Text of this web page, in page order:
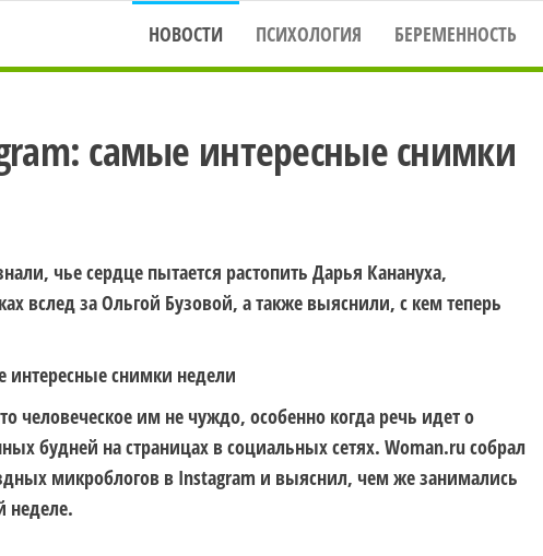
НОВОСТИ ПСИХОЛОГИЯ БЕРЕМЕННОСТЬ
самые интересные снимки
чье сердце пытается растопить Дарья Канануха,
вслед за Ольгой Бузовой, а также выяснили, с кем теперь
им не чуждо, особенно когда речь идет о
будней на страницах в социальных сетях. Woman.ru собрал
микроблогов в Instagram и выяснил, чем же занимались
неделе.